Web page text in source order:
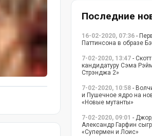
Последние
16-02-2020, 07:36 -
Паттинсона в образе
7-02-2020, 13:47 -
кандидатуру Сэма
Стрэнджа 2»
7-02-2020, 10:58 -
и Пушечное ядро на
«Новые мутанты»
7-02-2020, 09:01 -
Александр Гарфин
«Супермен и Лоис»